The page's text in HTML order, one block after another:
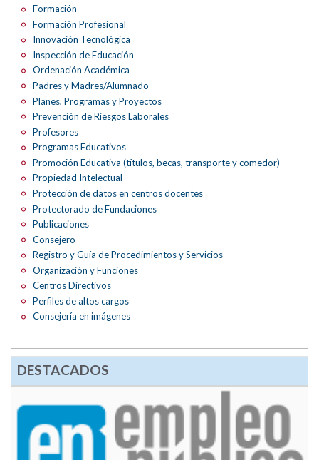
Formación
Formación Profesional
Innovación Tecnológica
Inspección de Educación
Ordenación Académica
Padres y Madres/Alumnado
Planes, Programas y Proyectos
Prevención de Riesgos Laborales
Profesores
Programas Educativos
Promoción Educativa (títulos, becas, transporte y comedor)
Propiedad Intelectual
Protección de datos en centros docentes
Protectorado de Fundaciones
Publicaciones
Consejero
Registro y Guía de Procedimientos y Servicios
Organización y Funciones
Centros Directivos
Perfiles de altos cargos
Consejería en imágenes
DESTACADOS